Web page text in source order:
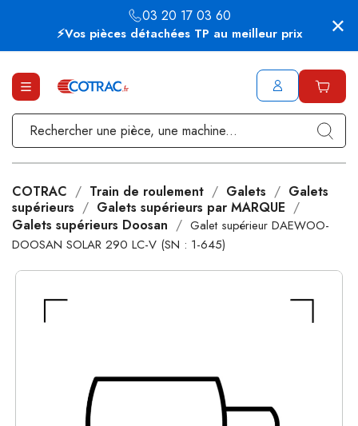
⚡Vos pièces détachées TP au meilleur prix
03 20 17 03 60
COTRAC Train de roulement Galets
Galets
supérieurs
Galets supérieurs par MARQUE
Galets supérieurs Doosan
Galet supérieur DAEWOO-
DOOSAN SOLAR 290 LC-V (SN : 1-645)